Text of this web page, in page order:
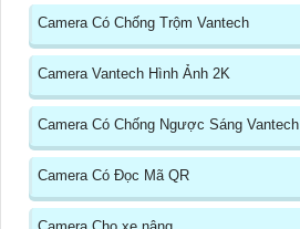
Camera Có Chống Trộm Vantech
Camera Vantech Hình Ảnh 2K
Camera Có Chống Ngược Sáng Vantech
Camera Có Đọc Mã QR